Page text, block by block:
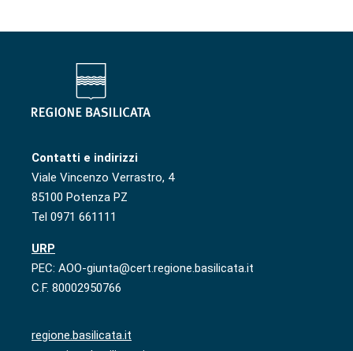
Contatti e indirizzi
Viale Vincenzo Verrastro, 4
85100 Potenza PZ
Tel 0971 661111
URP
PEC: AOO-giunta@cert.regione.basilicata.it
C.F. 80002950766
regione.basilicata.it